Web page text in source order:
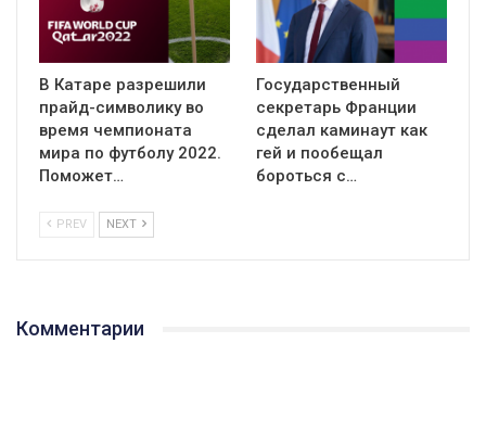
В Катаре разрешили
прайд-символику во
время чемпионата
мира по футболу 2022.
Поможет…
Государственный
секретарь Франции
сделал каминаут как
гей и пообещал
бороться с…
PREV NEXT
Комментарии